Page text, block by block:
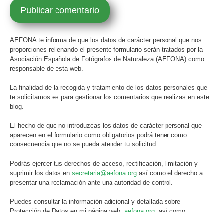
AEFONA te informa de que los datos de carácter personal que nos
proporciones rellenando el presente formulario serán tratados por la
Asociación Española de Fotógrafos de Naturaleza (AEFONA) como
responsable de esta web.
La finalidad de la recogida y tratamiento de los datos personales que
te solicitamos es para gestionar los comentarios que realizas en este
blog.
El hecho de que no introduzcas los datos de carácter personal que
aparecen en el formulario como obligatorios podrá tener como
consecuencia que no se pueda atender tu solicitud.
Podrás ejercer tus derechos de acceso, rectificación, limitación y
suprimir los datos en secretaria@aefona.org así como el derecho a
presentar una reclamación ante una autoridad de control.
Puedes consultar la información adicional y detallada sobre